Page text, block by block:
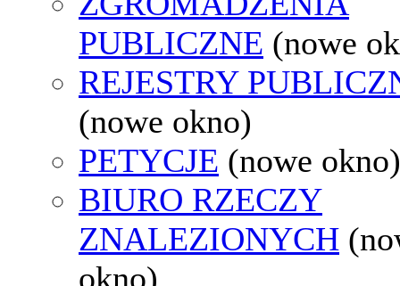
PUBLICZNE (nowe
REJESTRY
(nowe okno)
PETYCJE (nowe okno)
BIURO RZECZY
ZNALEZIONYCH
okno)